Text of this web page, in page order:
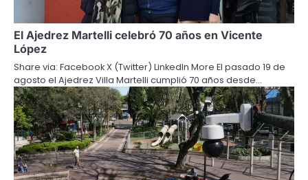
El Ajedrez Martelli celebró 70 años en Vicente
López
Share via: Facebook X (Twitter) LinkedIn More El pasado 19 de
agosto el Ajedrez Villa Martelli cumplió 70 años desde…